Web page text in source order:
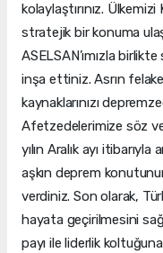
kolaylaştırınız.
stratejik bir konuma
ASELSAN’ımızla
inşa ettiniz. Asrın
kaynaklarınızı
Afetzedelerimize söz
yılın Aralık ayı
aşkın deprem
verdiniz. Son olarak,
hayata geçirilmesini
payı ile liderlik